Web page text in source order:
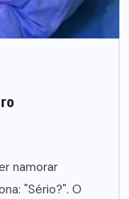
namorar
"Sério?". O